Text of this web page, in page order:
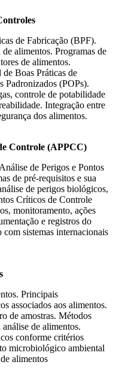
de Fabricação (BPF).
alimentos. Programas de
de alimentos.
Boas Práticas de
Padronizados (POPs).
controle de potabilidade
Integração entre
dos alimentos.
Controle (APPCC)
de Perigos e Pontos
de pré-requisitos e sua
de perigos biológicos,
Críticos de Controle
monitoramento, ações
e registros do
sistemas internacionais
Principais
associados aos alimentos.
de amostras. Métodos
de alimentos.
conforme critérios
microbiológico ambiental
alimentos